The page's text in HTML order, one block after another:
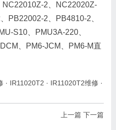
NC22010Z-2、NC22020Z-
PB22002-2、PB4810-2、
S10、PMU3A-220、
、PM6-JCM、PM6-M直
· IR11020T2 · IR11020T2维修 ·
上一篇 下一篇